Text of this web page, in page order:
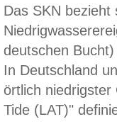
Das SKN
deutschen
In Deutschland
örtlich
Tide (LAT)"